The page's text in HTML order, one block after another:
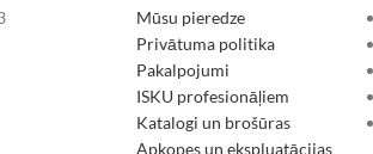
Mūsu pieredze
Privātuma politika
Pakalpojumi
ISKU profesionāļiem
Katalogi un brošūras
Apkopes un ekspluatācijas